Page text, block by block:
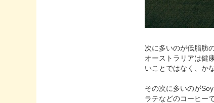
次に多いのが低脂肪
オーストラリアは健
いことではなく、か
その次に多いのが
ラテなどのコーヒー